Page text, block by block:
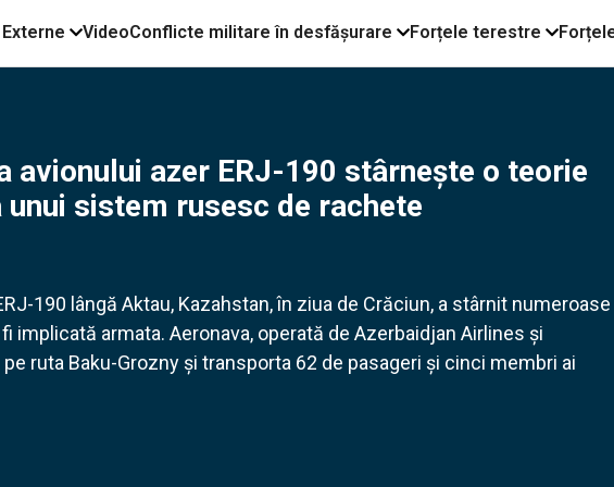
VideoConflicte militare în desfășurare Forțele terestre
avionului azer ERJ-190 stârnește o teorie
sistem rusesc de rachete
190 lângă Aktau, Kazahstan, în ziua de Crăciun, a stârnit numeroase
implicată armata. Aeronava, operată de Azerbaidjan Airlines și
ruta Baku-Grozny și transporta 62 de pasageri și cinci membri ai